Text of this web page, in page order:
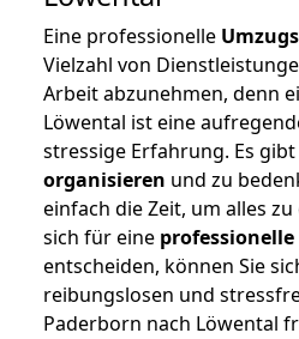
Eine professionelle
Vielzahl von
Arbeit abzunehmen, denn
Löwental ist eine
stressige Erfahrung. Es gibt
organisieren und zu
einfach die Zeit, um alles
sich für eine
entscheiden, können Sie
reibungslosen und
Paderborn nach Löwental